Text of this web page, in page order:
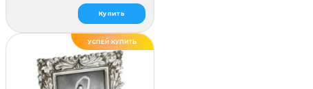
Купить
УСПЕЙ КУПИТЬ